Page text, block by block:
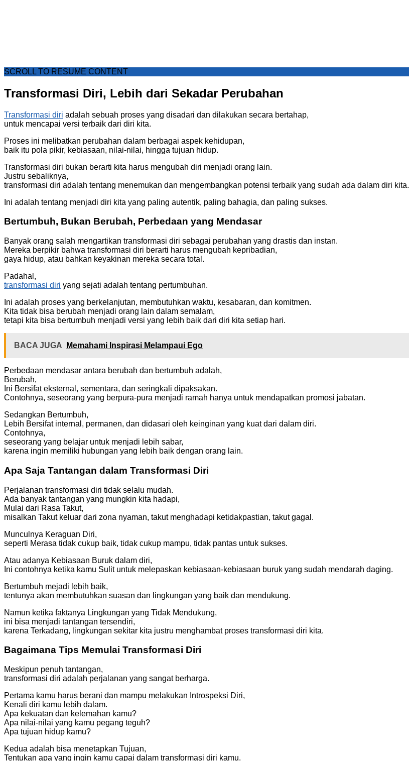
SCROLL TO RESUME CONTENT
Transformasi Diri, Lebih dari Sekadar Perubahan
Transformasi diri adalah sebuah proses yang disadari dan dilakukan secara bertahap,
untuk mencapai versi terbaik dari diri kita.
Proses ini melibatkan perubahan dalam berbagai aspek kehidupan,
baik itu pola pikir, kebiasaan, nilai-nilai, hingga tujuan hidup.
Transformasi diri bukan berarti kita harus mengubah diri menjadi orang lain.
Justru sebaliknya,
transformasi diri adalah tentang menemukan dan mengembangkan potensi terbaik yang sudah ada dalam diri kita.
Ini adalah tentang menjadi diri kita yang paling autentik, paling bahagia, dan paling sukses.
Bertumbuh, Bukan Berubah, Perbedaan yang Mendasar
Banyak orang salah mengartikan transformasi diri sebagai perubahan yang drastis dan instan.
Mereka berpikir bahwa transformasi diri berarti harus mengubah kepribadian,
gaya hidup, atau bahkan keyakinan mereka secara total.
Padahal,
transformasi diri yang sejati adalah tentang pertumbuhan.
Ini adalah proses yang berkelanjutan, membutuhkan waktu, kesabaran, dan komitmen.
Kita tidak bisa berubah menjadi orang lain dalam semalam,
tetapi kita bisa bertumbuh menjadi versi yang lebih baik dari diri kita setiap hari.
BACA JUGA Memahami Inspirasi Melampaui Ego
Perbedaan mendasar antara berubah dan bertumbuh adalah,
Berubah,
Ini Bersifat eksternal, sementara, dan seringkali dipaksakan.
Contohnya, seseorang yang berpura-pura menjadi ramah hanya untuk mendapatkan promosi jabatan.
Sedangkan Bertumbuh,
Lebih Bersifat internal, permanen, dan didasari oleh keinginan yang kuat dari dalam diri.
Contohnya,
seseorang yang belajar untuk menjadi lebih sabar,
karena ingin memiliki hubungan yang lebih baik dengan orang lain.
Apa Saja Tantangan dalam Transformasi Diri
Perjalanan transformasi diri tidak selalu mudah.
Ada banyak tantangan yang mungkin kita hadapi,
Mulai dari Rasa Takut,
misalkan Takut keluar dari zona nyaman, takut menghadapi ketidakpastian, takut gagal.
Munculnya Keraguan Diri,
seperti Merasa tidak cukup baik, tidak cukup mampu, tidak pantas untuk sukses.
Atau adanya Kebiasaan Buruk dalam diri,
Ini contohnya ketika kamu Sulit untuk melepaskan kebiasaan-kebiasaan buruk yang sudah mendarah daging.
Bertumbuh mejadi lebih baik,
tentunya akan membutuhkan suasan dan lingkungan yang baik dan mendukung.
Namun ketika faktanya Lingkungan yang Tidak Mendukung,
ini bisa menjadi tantangan tersendiri,
karena Terkadang, lingkungan sekitar kita justru menghambat proses transformasi diri kita.
Bagaimana Tips Memulai Transformasi Diri
Meskipun penuh tantangan,
transformasi diri adalah perjalanan yang sangat berharga.
Pertama kamu harus berani dan mampu melakukan Introspeksi Diri,
Kenali diri kamu lebih dalam.
Apa kekuatan dan kelemahan kamu?
Apa nilai-nilai yang kamu pegang teguh?
Apa tujuan hidup kamu?
Kedua adalah bisa menetapkan Tujuan,
Tentukan apa yang ingin kamu capai dalam transformasi diri kamu.